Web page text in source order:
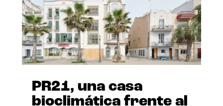
PR21, una casa
bioclimática frente al